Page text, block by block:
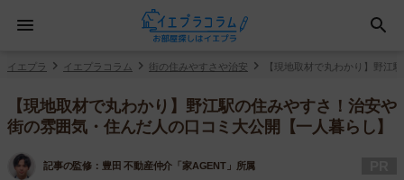
イエプラ イエプラコラム 街の住みやすさや治安 【現地取材で丸わかり】野江
【現地取材で丸わかり】野江駅の住みやすさ！治安や
街の雰囲気・住んだ人の口コミ大公開【一人暮らし】
記事の監修： 豊田 不動産仲介「家AGENT」所属